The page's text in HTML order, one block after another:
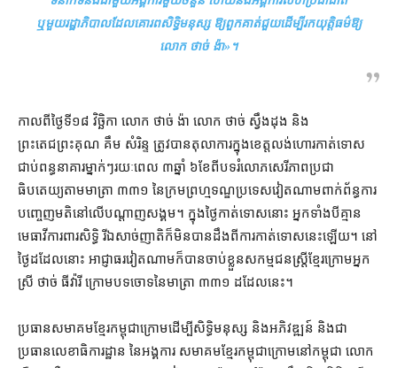
ឬមួយ​រដ្ឋាភិបាល​ដែល​គោរព​សិទ្ធិមនុស្ស ឱ្យ​ពួកគាត់​ជួយ​ដើម្បី​រក​យុត្តិធម៌​ឱ្យ​
លោក ថាច់ ង៉ា»។
កាលពី​ថ្ងៃទី​១៨ វិច្ឆិកា លោក ថាច់ ង៉ា លោក ថាច់ ស្វឹងដុង និង​
ព្រះតេជព្រះគុណ គឹម សំរិន្ទ ត្រូវ​បាន​តុលាការ​ក្នុង​ខេត្ត​លង់​ហោរ​កាត់ទោស​
ជាប់​ពន្ធនាគារ​ម្នាក់ៗ​រយៈពេល ៣​ឆ្នាំ ៦​ខែ​ពី​បទ​រំលោភ​សេរីភាព​ប្រជា
ធិបតេយ្យ​តាម​មាត្រា ៣៣១ នៃ​ក្រមព្រហ្មទណ្ឌ​ប្រទេស​វៀតណាម​ពាក់ព័ន្ធ​ការ​
បញ្ចេញមតិ​នៅ​លើ​បណ្ដាញ​សង្គម​។ ក្នុង​ថ្ងៃ​កាត់ទោស​នោះ អ្នក​ទាំង​បី​គ្មាន​
មេធាវី​ការពារ​សិទ្ធិ រីឯ​សាច់ញាតិ​ក៏​មិន​បានដឹង​ពី​ការ​កាត់ទោស​នេះ​ឡើយ។ នៅ​
ថ្ងៃ​ដដែល​នោះ អាជ្ញាធរ​វៀតណាម​ក៏​បាន​ចាប់ខ្លួន​សកម្មជន​ស្ត្រី​ខ្មែរក្រោម​អ្នក
ស្រី ថាច់ ធីវ៉ារី ក្រោម​បទ​ចោទ​នៃ​មាត្រា ៣៣១ ដដែល​នេះ។
ប្រធាន​សមាគម​ខ្មែរ​កម្ពុជា​ក្រោម​ដើម្បី​សិទ្ធិមនុស្ស និង​អភិវឌ្ឍន៍ និង​ជា​
ប្រធាន​លេខាធិការដ្ឋាន នៃ​អង្គការ សមាគម​ខ្មែរ​កម្ពុជា​ក្រោម​នៅ​កម្ពុជា លោក